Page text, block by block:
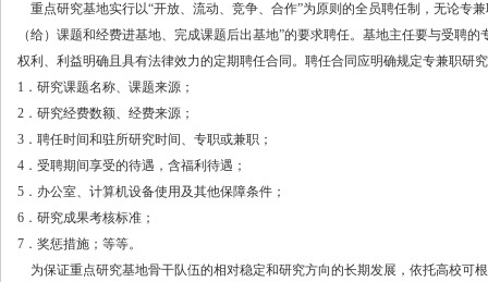
重点研究基地实行以“开放、流动、竞争、合作”为原则的全员聘任制，无论专
（给）课题和经费进基地、完成课题后出基地”的要求聘任。基地主任要与受聘
权利、利益明确且具有法律效力的定期聘任合同。聘任合同应明确规定专兼职研
1．研究课题名称、课题来源；
2．研究经费数额、经费来源；
3．聘任时间和驻所研究时间、专职或兼职；
4．受聘期间享受的待遇，含福利待遇；
5．办公室、计算机设备使用及其他保障条件；
6．研究成果考核标准；
7．奖惩措施；等等。
为保证重点研究基地骨干队伍的相对稳定和研究方向的长期发展，依托高校可